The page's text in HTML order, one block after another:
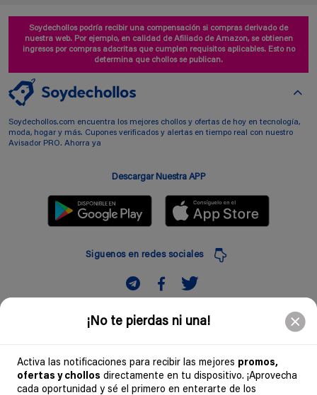
¡No te pierdas ni una!
Activa las notificaciones para recibir las mejores promos,
ofertas y chollos directamente en tu dispositivo. ¡Aprovecha
cada oportunidad y sé el primero en enterarte de los
Soydechollos podría recibir una compensación si compras derivado de
nuestra web. Por ejemplo, en calidad de Afiliado de Amazon, se obtienen
ingresos por compras adscritas que cumplen requisitos aplicables. Esto no
determina que chollos se publican.
Soydechollos.com encuentra los mejores chollos y ofertas de hoy en tecnología,
moda, hogar y más. Cupones verificados y alertas en tiempo real con nuestro
Avisador PRO. Ahorra ya
Descargar Nuestra APP
Siguenos en redes sociales
Suscribir
Comunidad